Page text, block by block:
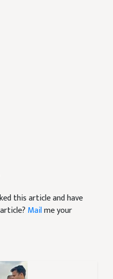
this article and have
Mailme your